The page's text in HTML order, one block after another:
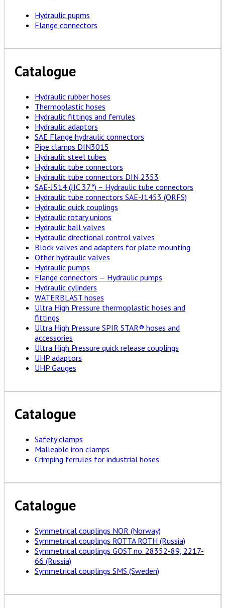
Hydraulic pupms
Flange connectors
Catalogue
Hydraulic rubber hoses
Thermoplastic hoses
Hydraulic fittings and ferrules
Hydraulic adaptors
SAE Flange hydraulic connectors
Pipe clamps DIN3015
Hydraulic steel tubes
Hydraulic tube connectors
Hydraulic tube connectors DIN 2353
SAE-J514 (JIC 37°) – Hydraulic tube connectors
Hydraulic tube connectors SAE-J1453 (ORFS)
Hydraulic quick couplings
Hydraulic rotary unions
Hydraulic ball valves
Hydraulic directional control valves
Block valves and adapters for plate mounting
Other hydraulic valves
Hydraulic pumps
Flange connectors — Hydraulic pumps
Hydraulic cylinders
WATERBLAST hoses
Ultra High Pressure thermoplastic hoses and
fittings
Ultra High Pressure SPIR STAR® hoses and
accessories
Ultra High Pressure quick release couplings
UHP adaptors
UHP Gauges
Catalogue
Safety clamps
Malleable iron clamps
Crimping ferrules for industrial hoses
Catalogue
Symmetrical couplings NOR (Norway)
Symmetrical couplings ROTTA ROTH (Russia)
Symmetrical couplings GOST no. 28352-89, 2217-
66 (Russia)
Symmetrical couplings SMS (Sweden)